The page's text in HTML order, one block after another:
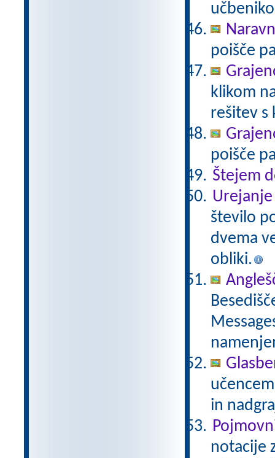
poišče
klikom
rešitev s
poišče
Štejem
število
dvema
obliki.
in
notacije